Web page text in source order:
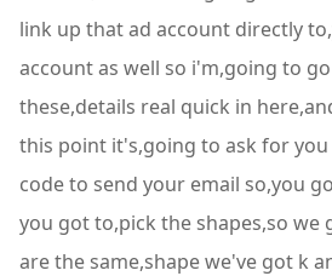
link up that ad account directly
account as well so i'm,going to
these,details real quick in
this point it's,going to ask for
code to send your email so,you
you got to,pick the shapes,so we
are the same,shape we've got k